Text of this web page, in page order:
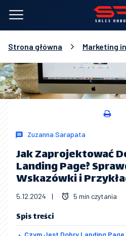
Strona główna Marketing
Zuzanna Sarapata
Jak Zaprojektować
Landing Page?
Wskazówki i
5.12.2024 | 5 min czytania
Spis treści
Czym Jest Dobry Landing